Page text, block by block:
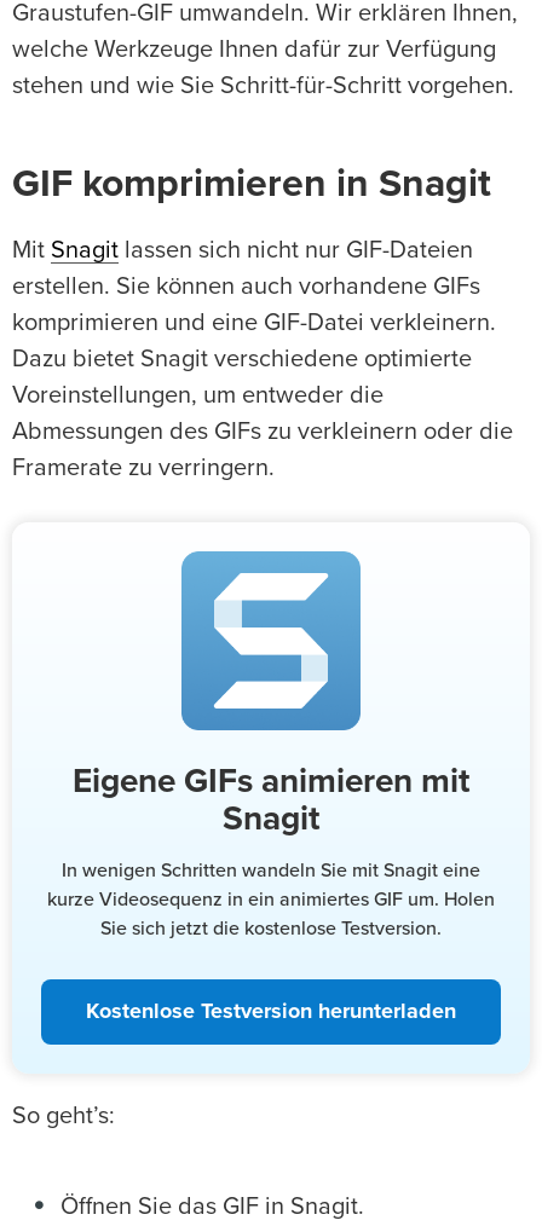
Graustufen-GIF umwandeln. Wir erklären Ihnen,
welche Werkzeuge Ihnen dafür zur Verfügung
stehen und wie Sie Schritt-für-Schritt vorgehen.
GIF komprimieren in Snagit
Mit Snagit lassen sich nicht nur GIF-Dateien
erstellen. Sie können auch vorhandene GIFs
komprimieren und eine GIF-Datei verkleinern.
Dazu bietet Snagit verschiedene optimierte
Voreinstellungen, um entweder die
Abmessungen des GIFs zu verkleinern oder die
Framerate zu verringern.
Eigene GIFs animieren mit
Snagit
In wenigen Schritten wandeln Sie mit Snagit eine
kurze Videosequenz in ein animiertes GIF um. Holen
Sie sich jetzt die kostenlose Testversion.
Kostenlose Testversion herunterladen
So geht’s:
Öffnen Sie das GIF in Snagit.